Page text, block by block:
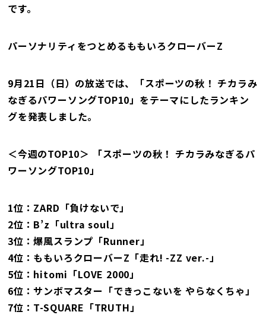
です。
パーソナリティをつとめるももいろクローバーZ
9月21日（日）の放送では、「スポーツの秋！ チカラみ
なぎるパワーソングTOP10」をテーマにしたランキン
グを発表しました。
＜今週のTOP10＞ 「スポーツの秋！ チカラみなぎるパ
ワーソングTOP10」
1位：ZARD「負けないで」
2位：B’z「ultra soul」
3位：爆風スランプ「Runner」
4位：ももいろクローバーZ「走れ! -ZZ ver.-」
5位：hitomi「LOVE 2000」
6位：サンボマスター「できっこないを やらなくちゃ」
7位：T-SQUARE「TRUTH」